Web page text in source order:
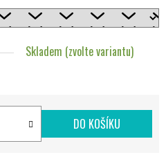
Skladem (zvolte variantu)
DO KOŠÍKU